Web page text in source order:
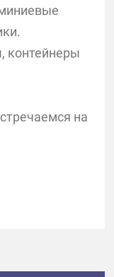
контейнеры
на